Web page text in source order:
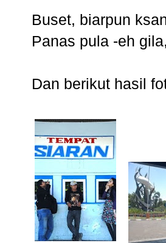
Buset, biarpun
Panas pula -eh
Dan berikut hasil